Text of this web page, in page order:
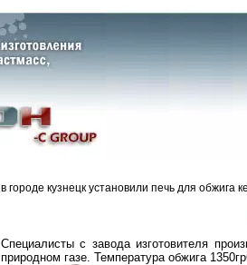
в городе кузнецк установили печь для обжига
Специалисты с завода изготовителя
природном газе. Температура обжига